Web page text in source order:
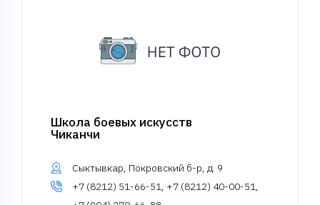
Школа боевых искусств
Чиканчи
Сыктывкар, Покровский б-р, д. 9
+7 (8212) 51-66-51, +7 (8212) 40-00-51,